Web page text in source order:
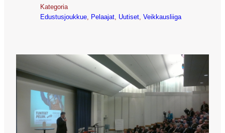
Kategoria
Edustusjoukkue Pelaajat Uutiset Veikkausliiga